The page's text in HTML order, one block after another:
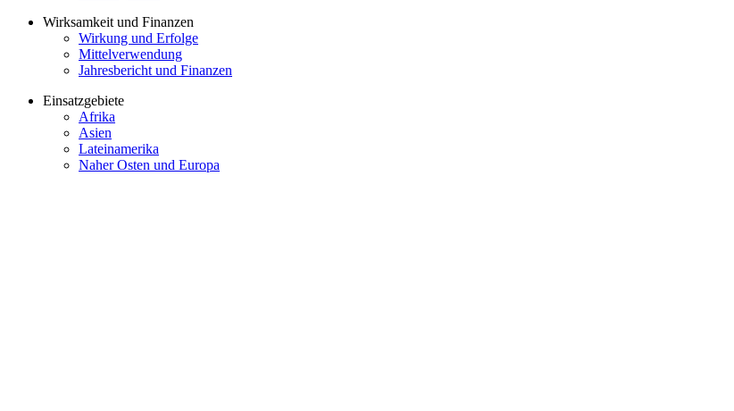
Wirksamkeit und Finanzen
Wirkung und Erfolge
Mittelverwendung
Jahresbericht und Finanzen
Einsatzgebiete
Afrika
Asien
Lateinamerika
Naher Osten und Europa